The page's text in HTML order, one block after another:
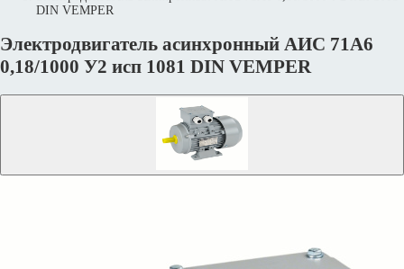
DIN VEMPER
Электродвигатель асинхронный АИС 71А6
0,18/1000 У2 исп 1081 DIN VEMPER